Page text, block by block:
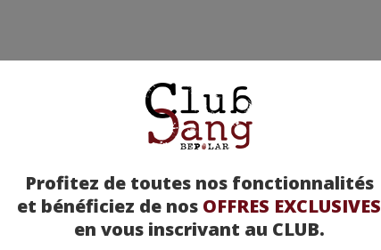
Profitez de toutes nos fonctionnalités
et bénéficiez de nos OFFRES EXCLUSIVES
en vous inscrivant au CLUB.